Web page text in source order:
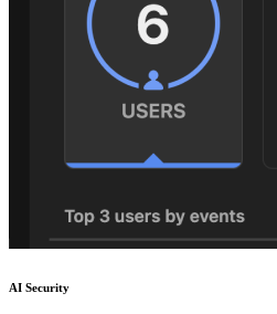
AI Security